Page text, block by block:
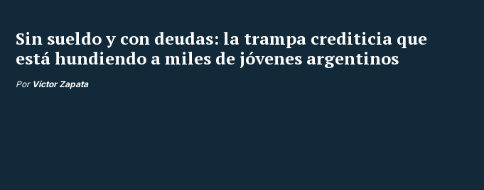
Sin sueldo y con deudas: la trampa crediticia que
está hundiendo a miles de jóvenes argentinos
Por Víctor Zapata